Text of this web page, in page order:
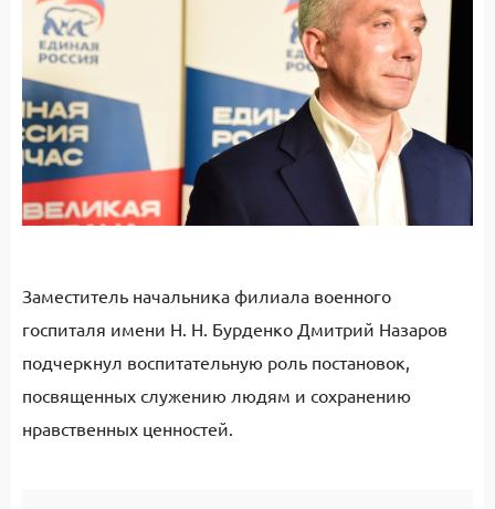
Заместитель начальника филиала военного
госпиталя имени Н. Н. Бурденко Дмитрий Назаров
подчеркнул воспитательную роль постановок,
посвященных служению людям и сохранению
нравственных ценностей.